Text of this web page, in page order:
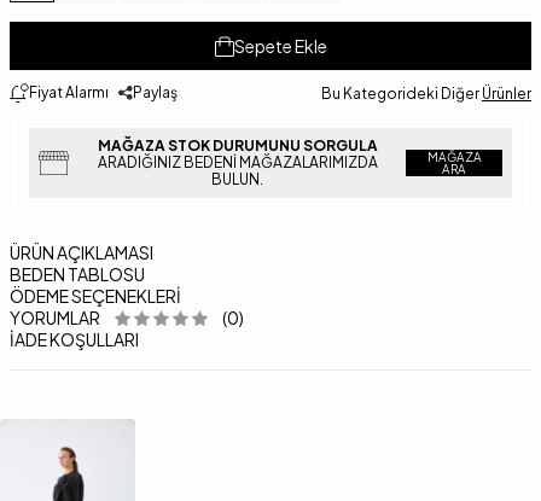
Sepete Ekle
Fiyat Alarmı Paylaş Bu Kategorideki Diğer Ürünler
MAĞAZA STOK DURUMUNU SORGULA
ARADIĞINIZ BEDENI MAĞAZALARIMIZDA
BULUN.
MAĞAZA
ARA
ÜRÜN AÇIKLAMASI
BEDEN TABLOSU
ÖDEME SEÇENEKLERI
YORUMLAR
(0)
İADE KOŞULLARI